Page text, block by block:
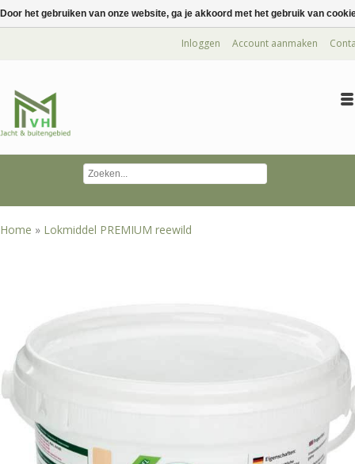
Inloggen Account aanmaken
Home » Lokmiddel PREMIUM reewild
Door het gebruiken van onze website, ga je akkoord met het gebruik van